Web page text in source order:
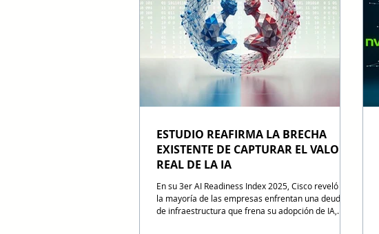
ESTUDIO REAFIRMA LA BRECHA
EXISTENTE DE CAPTURAR EL VALOR
REAL DE LA IA
En su 3er AI Readiness Index 2025, Cisco reveló que
la mayoría de las empresas enfrentan una deuda
de infraestructura que frena su adopción de IA,